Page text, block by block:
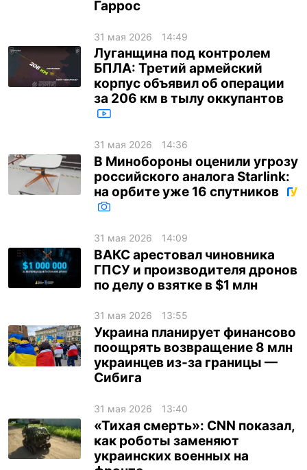
Гаррос
31 мая 2026 14:49
Луганщина под контролем
БПЛА: Третий армейский
корпус объявил об операции
за 206 км в тылу оккупантов
31 мая 2026 14:36
В Минобороны оценили угрозу
российского аналога Starlink:
на орбите уже 16 спутников
31 мая 2026 14:09
ВАКС арестовал чиновника
ГПСУ и производителя дронов
по делу о взятке в $1 млн
31 мая 2026 13:55
Украина планирует финансово
поощрять возвращение 8 млн
украинцев из-за границы —
Сибига
31 мая 2026 13:40
«Тихая смерть»: CNN показал,
как роботы заменяют
украинских военных на